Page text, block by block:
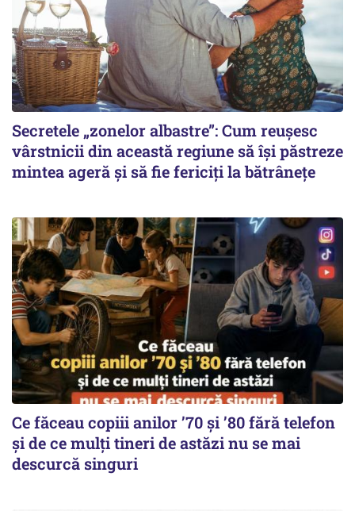
Secretele „zonelor albastre”: Cum reușesc
vârstnicii din această regiune să își păstreze
mintea ageră și să fie fericiți la bătrânețe
Ce făceau copiii anilor ’70 și ’80 fără telefon
și de ce mulți tineri de astăzi nu se mai
descurcă singuri